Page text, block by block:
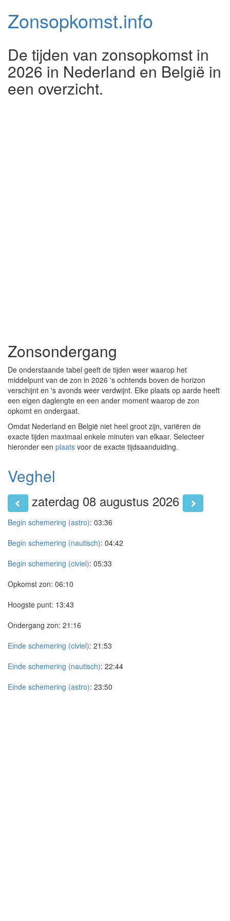
Zonsopkomst.info
De tijden van zonsopkomst in
2026 in Nederland en België in
een overzicht.
Zonsondergang
De onderstaande tabel geeft de tijden weer waarop het
middelpunt van de zon in 2026 's ochtends boven de horizon
verschijnt en 's avonds weer verdwijnt. Elke plaats op aarde heeft
een eigen daglengte en een ander moment waarop de zon
opkomt en ondergaat.
Omdat Nederland en België niet heel groot zijn, variëren de
exacte tijden maximaal enkele minuten van elkaar. Selecteer
hieronder een plaats voor de exacte tijdsaanduiding.
Veghel
zaterdag 08 augustus 2026
Begin schemering (astro): 03:36
Begin schemering (nautisch): 04:42
Begin schemering (civiel): 05:33
Opkomst zon: 06:10
Hoogste punt: 13:43
Ondergang zon: 21:16
Einde schemering (civiel): 21:53
Einde schemering (nautisch): 22:44
Einde schemering (astro): 23:50